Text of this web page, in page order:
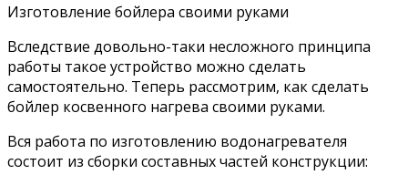
Изготовление бойлера своими руками
Вследствие довольно-таки несложного принципа
работы такое устройство можно сделать
самостоятельно. Теперь рассмотрим, как сделать
бойлер косвенного нагрева своими руками.
Вся работа по изготовлению водонагревателя
состоит из сборки составных частей конструкции: